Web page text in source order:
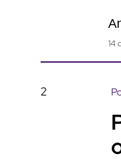
14
2